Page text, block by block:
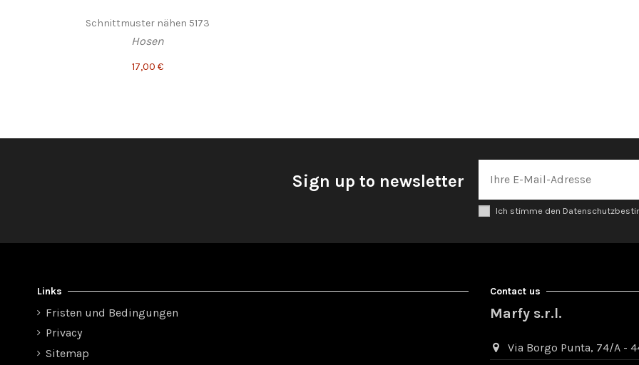
Schnittmuster nähen 5173
Hosen
17,00 €
Sign up to newsletter
Ich stimme den
Links
Fristen und Bedingungen
Privacy
Sitemap
Contact us
Marfy s.r.l.
Via Borgo Punta, 74/A -